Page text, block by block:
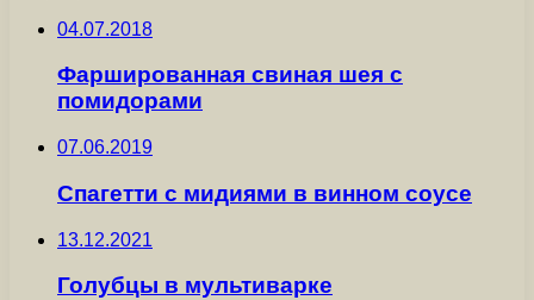
04.07.2018
Фаршированная свиная шея с
помидорами
07.06.2019
Спагетти с мидиями в винном соусе
13.12.2021
Голубцы в мультиварке